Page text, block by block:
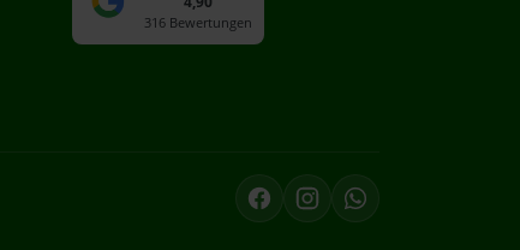
316 Bewertungen
FacebookInstagramWhatsApp